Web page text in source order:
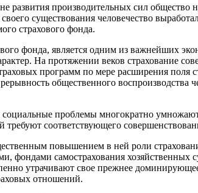
развития производительных сил общество
существования человечество
страхового фонда.
фонда, является одним из важнейших
На протяжении веков страхование
программ по мере расширения поля
общественного
социальные проблемы многократно
требуют соответствующего
повышением в ней роли
фондами самострахования хозяйственных
утрачивают свое прежнее
отношений.